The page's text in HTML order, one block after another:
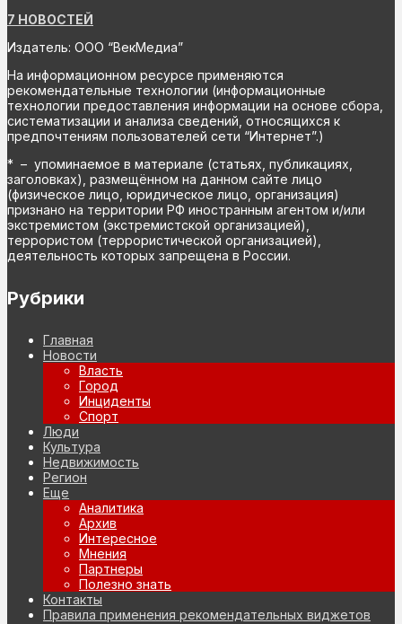
7 НОВОСТЕЙ
Издатель: ООО “ВекМедиа”
На информационном ресурсе применяются
рекомендательные технологии (информационные
технологии предоставления информации на основе сбора,
систематизации и анализа сведений, относящихся к
предпочтениям пользователей сети “Интернет”.)
* – упоминаемое в материале (статьях, публикациях,
заголовках), размещённом на данном сайте лицо
(физическое лицо, юридическое лицо, организация)
признано на территории РФ иностранным агентом и/или
экстремистом (экстремистской организацией),
террористом (террористической организацией),
деятельность которых запрещена в России.
Рубрики
Главная
Новости
Власть
Город
Инциденты
Спорт
Люди
Культура
Недвижимость
Регион
Еще
Аналитика
Архив
Интересное
Мнения
Партнеры
Полезно знать
Контакты
Правила применения рекомендательных виджетов